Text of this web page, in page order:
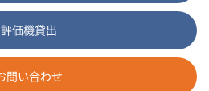
評価機貸出
問い合わせ